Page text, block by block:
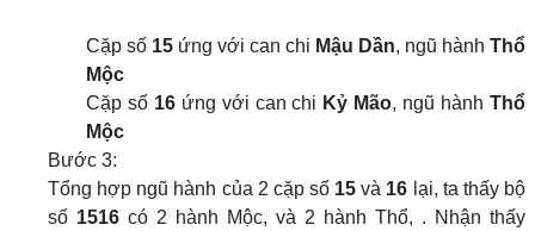
Cặp số 15 ứng với can chi Mậu Dần, ngũ hành Thổ
Mộc
Cặp số 16ứng với can chi Kỷ Mão, ngũ hànhThổ
Mộc
Bước 3:
Tổng hợp ngũ hành của 2 cặp số 15 và 16 lại, ta thấy bộ
số 1516 có 2 hành Mộc, và 2 hành Thổ, . Nhận thấy